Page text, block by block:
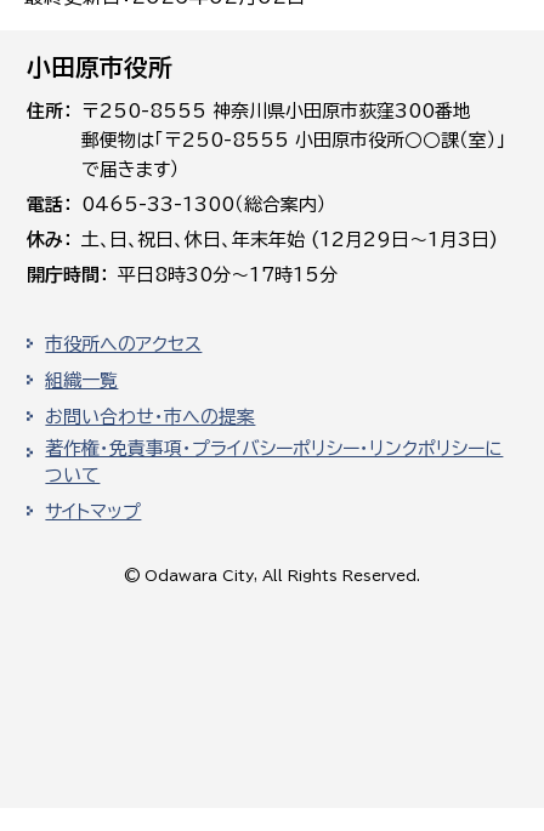
小田原市役所
住所
〒250-8555 神奈川県小田原市荻窪300番地
郵便物は「〒250-8555 小田原市役所○○課（室）」
で届きます）
電話
0465-33-1300（総合案内）
休み
土､日､祝日、休日、年末年始 (12月29日～1月3日)
開庁時間
平日8時30分～17時15分
市役所へのアクセス
組織一覧
お問い合わせ・市への提案
著作権・免責事項・プライバシーポリシー・リンクポリシーに
ついて
サイトマップ
© Odawara City, All Rights Reserved.